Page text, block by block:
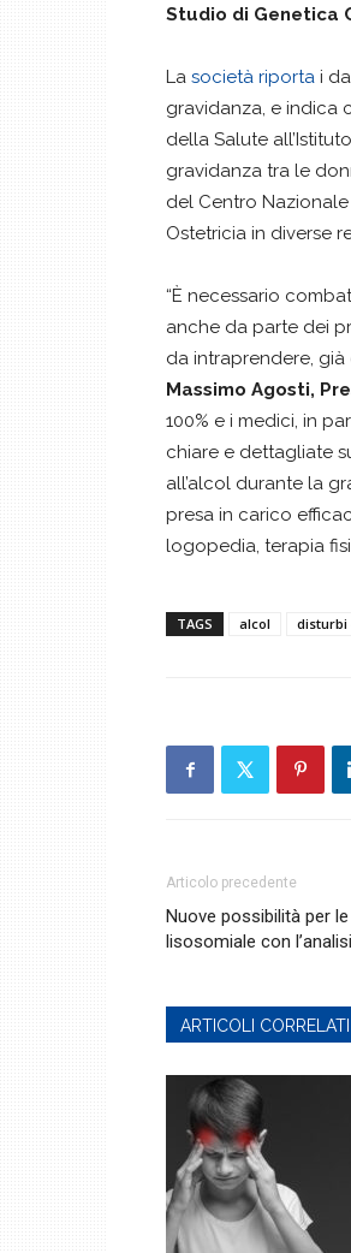
Studio di Genetica
La società riporta i
gravidanza, e indica
della Salute
gravidanza tra le
del Centro
Ostetricia in diverse
“È necessario
anche da parte dei
da intraprendere,
Massimo Agosti,
100% e i medici, in
chiare e dettagliate
all’alcol durante la
presa in carico
logopedia, terapia
TAGS alcol disturbi
Articolo precedente
Nuove possibilità per
lisosomiale con
ARTICOLI CORRELATI